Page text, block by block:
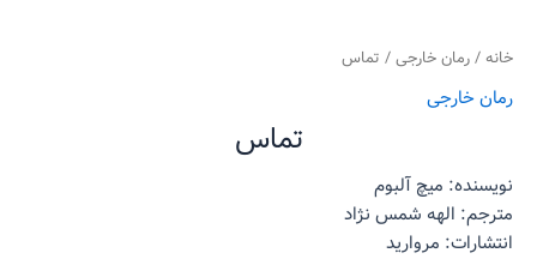
خانه/رمان خارجی/ تماس
رمان خارجی
تماس
نویسنده: میچ آلبوم
مترجم: الهه شمس نژاد
انتشارات: مروارید